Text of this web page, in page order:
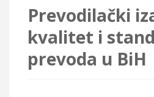
Prevodilački
kvalitet i
prevoda u BiH